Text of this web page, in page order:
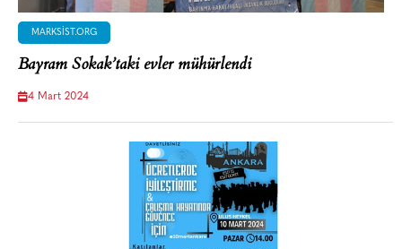
MARKSIST.ORG
Bayram Sokak’taki evler mühürlendi
4 Mart 2024